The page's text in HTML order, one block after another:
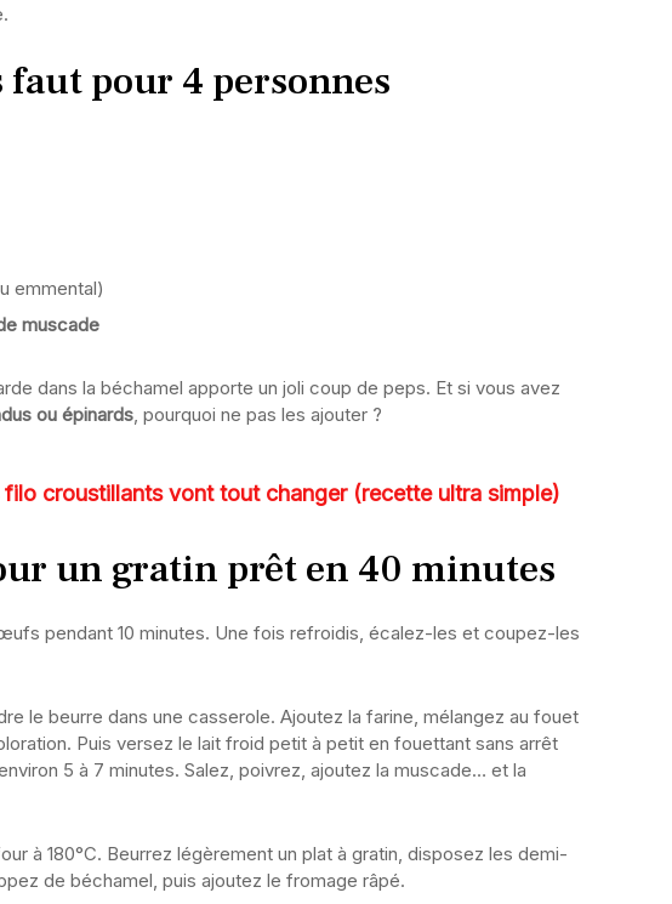
faut pour 4 personnes
emmental)
muscade
dans la béchamel apporte un joli coup de peps. Et si vous avez
ou épinards , pourquoi ne pas les ajouter ?
croustillants vont tout changer (recette ultra simple)
un gratin prêt en 40 minutes
pendant 10 minutes. Une fois refroidis, écalez-les et coupez-les
le beurre dans une casserole. Ajoutez la farine, mélangez au fouet
Puis versez le lait froid petit à petit en fouettant sans arrêt
5 à 7 minutes. Salez, poivrez, ajoutez la muscade… et la
à 180°C. Beurrez légèrement un plat à gratin, disposez les demi-
de béchamel, puis ajoutez le fromage râpé.